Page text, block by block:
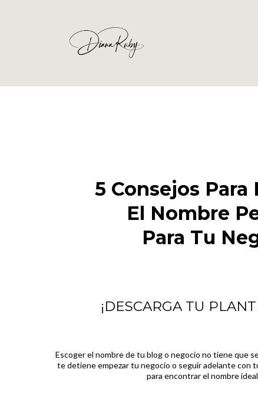
5 Consejos
El Nombre
Para Tu
¡DESCARGA TU
Escoger el nombre de tu blog o negocio no tiene que
te detiene empezar tu negocio o seguir adelante con
para encontrar el nombre